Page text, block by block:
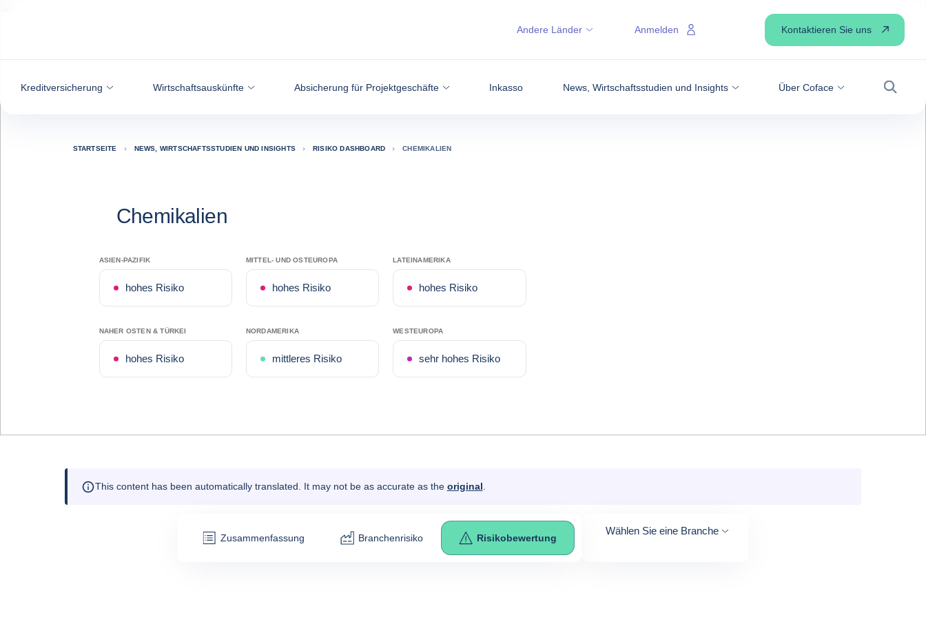
Kreditversicherung Wirtschaftsauskünfte Absicherung für Projektgeschäfte Inkasso News, Wirtschaftsstudien und Insights Über Coface
Suche
Andere Länder Anmelden Kontaktieren Sie uns
STARTSEITE NEWS, WIRTSCHAFTSSTUDIEN UND INSIGHTS RISIKO DASHBOARD CHEMIKALIEN
Chemikalien
ASIEN-PAZIFIK
hohes Risiko
MITTEL- UND OSTEUROPA
hohes Risiko
LATEINAMERIKA
hohes Risiko
NAHER OSTEN & TÜRKEI
hohes Risiko
NORDAMERIKA
mittleres Risiko
WESTEUROPA
sehr hohes Risiko
This content has been automatically translated. It may not be as accurate as the original
Zusammenfassung Branchenrisiko Risikobewertung
Wählen Sie eine Branche